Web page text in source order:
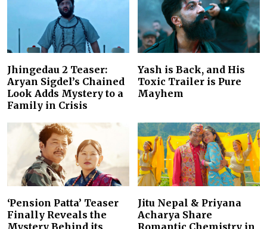
Jhingedau 2 Teaser:
Aryan Sigdel’s Chained
Look Adds Mystery to a
Family in Crisis
Yash is Back, and His
Toxic Trailer is Pure
Mayhem
‘Pension Patta’ Teaser
Finally Reveals the
Mystery Behind its
Jitu Nepal & Priyana
Acharya Share
Romantic Chemistry in